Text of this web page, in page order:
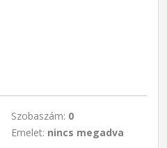
Szobaszám: 0
Emelet: nincs megadva